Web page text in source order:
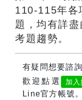
110-115年各
題，均有詳
考題趨勢。
有疑問想要諮
歡迎點選
加入
Line官方帳號。